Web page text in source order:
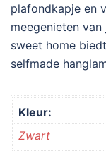
plafondkapje en
meegenieten
sweet home
selfmade
Kleur:
Zwart